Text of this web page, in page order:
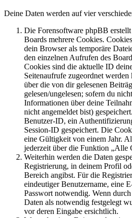
Deine Daten werden auf vier
Die Forensoftware phpBB
Boards mehrere Cookies.
dein Browser als temporäre
den einzelnen Aufrufen des
Cookies sind die aktuelle ID
Seitenaufrufe zugeordnet
über die von dir gelesenen
gelesen/ungelesen; sofern du
Informationen über deine
nicht angemeldet bist)
Benutzer-ID, ein
Session-ID gespeichert. Die
eine Gültigkeit von einem Jahr.
jederzeit über die Funktion „Alle
Weiterhin werden die Daten
Registrierung, in deinem Profil
Bereich angibst. Für die
eindeutiger Benutzername, eine
Passwort notwendig. Wenn
Daten als notwendig festgelegt
vor deren Eingabe ersichtlich.